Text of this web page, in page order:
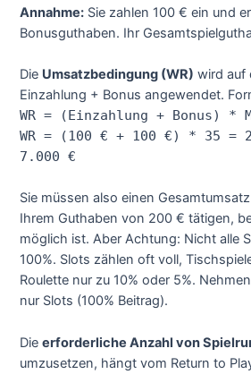
Annahme: Sie zahlen 100 € ein und
Bonusguthaben. Ihr
Die Umsatzbedingung (WR) wird auf
Einzahlung + Bonus angewendet.
WR = (Einzahlung + Bonus)
WR = (100 € + 100 €) * 35 =
7.000 €
Sie müssen also einen
Ihrem Guthaben von 200 € tätigen,
möglich ist. Aber Achtung: Nicht alle
100%. Slots zählen oft voll,
Roulette nur zu 10% oder 5%.
nur Slots (100% Beitrag).
Dieerforderliche Anzahl von
umzusetzen, hängt vom Return to